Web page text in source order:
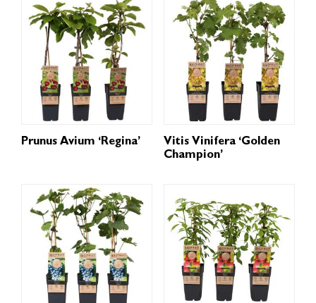
Prunus Avium ‘Regina’
Vitis Vinifera ‘Golden
Champion’